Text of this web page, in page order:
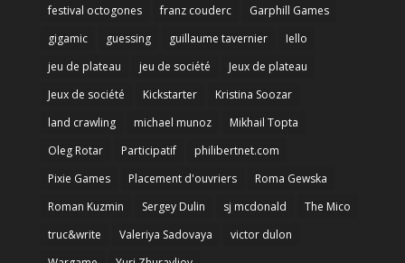
festival octogones
franz couderc
Garphill Games
gigamic
guessing guillaume tavernier
Iello
jeu de plateau
jeu de société
Jeux de plateau
Jeux de société
Kickstarter
Kristina Soozar
land crawling
michael munoz
Mikhail Topta
Oleg Rotar
Participatif
philibertnet.com
Pixie Games
Placement d'ouvriers
Roma Gewska
Roman Kuzmin
Sergey Dulin sj mcdonald
The Mico
truc&write
Valeriya Sadovaya
victor dulon